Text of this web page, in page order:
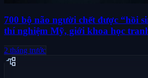
700 bộ não người chết được “hồi
thí nghiệm Mỹ, giới khoa học
2 tháng trước
account_tree